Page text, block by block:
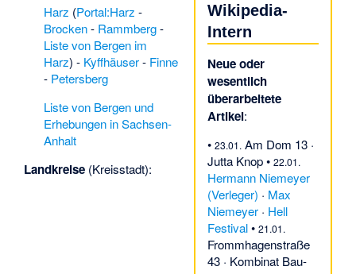
Wikipedia-
Intern
Neue oder
wesentlich
überarbeitete
Artikel:
•23.01. Am Dom 13 ·
Jutta Knop•22.01.
Hermann Niemeyer
(Verleger) · Max
Niemeyer · Hell
Festival•21.01.
Frommhagenstraße
43 · Kombinat Bau-
Harz (Portal:Harz -
Brocken- Rammberg-
Liste von Bergen im
Harz) - Kyffhäuser- Finne
- Petersberg
Liste von Bergen und
Erhebungen in Sachsen-
Anhalt
Landkreise (Kreisstadt):